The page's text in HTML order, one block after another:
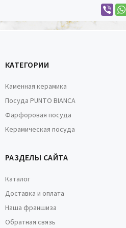
КАТЕГОРИИ
Каменная керамика
Посуда PUNTO BIANCA
Фарфоровая посуда
Керамическая посуда
РАЗДЕЛЫ САЙТА
Каталог
Доставка и оплата
Наша франшиза
Обратная связь